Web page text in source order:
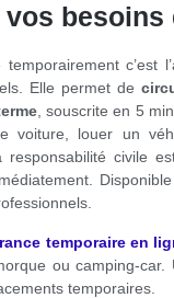
besoins
c’est
Elle permet de
, souscrite en 5
voiture, louer un
civile
temporaire en
ou camping-car.
temporaires.